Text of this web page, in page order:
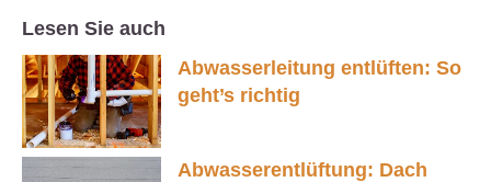
Lesen Sie auch
Abwasserleitung entlüften: So
geht’s richtig
Abwasserentlüftung: Dach